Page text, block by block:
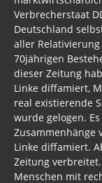
Verbrecherstaat
Deutschland
aller
70jährigen
dieser Zeitung
Linke diffamiert,
real existierende
wurde gelogen.
Zusammenhänge
Linke diffamiert.
Zeitung
Menschen mit